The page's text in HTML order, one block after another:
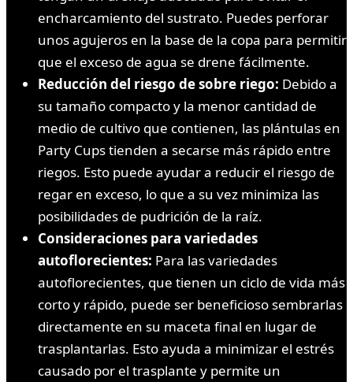
encharcamiento del sustrato. Puedes perforar
unos agujeros en la base de la copa para permitir
que el exceso de agua se drene fácilmente.
Reducción del riesgo de sobre riego: Debido a
su tamaño compacto y la menor cantidad de
medio de cultivo que contienen, las plántulas en
Party Cups tienden a secarse más rápido entre
riegos. Esto puede ayudar a reducir el riesgo de
regar en exceso, lo que a su vez minimiza las
posibilidades de pudrición de la raíz.
Consideraciones para variedades
autoflorecientes: Para las variedades
autoflorecientes, que tienen un ciclo de vida más
corto y rápido, puede ser beneficioso sembrarlas
directamente en su maceta final en lugar de
trasplantarlas. Esto ayuda a minimizar el estrés
causado por el trasplante y permite un